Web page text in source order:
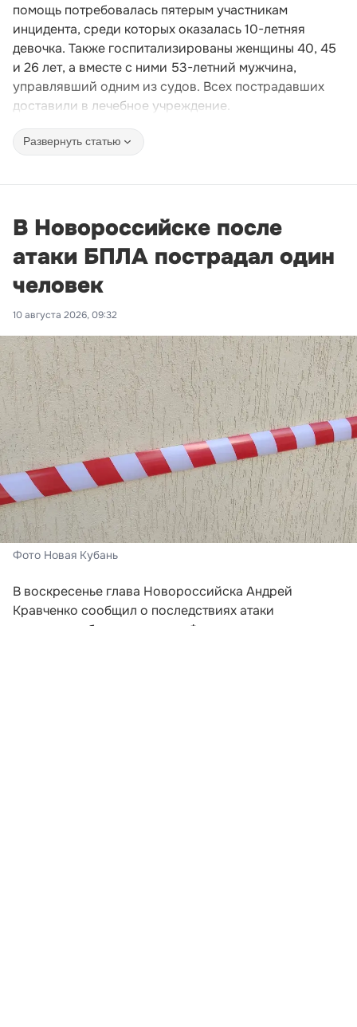
помощь потребовалась пятерым участникам
инцидента, среди которых оказалась 10-летняя
девочка. Также госпитализированы женщины 40, 45
и 26 лет, а вместе с ними 53-летний мужчина,
управлявший одним из судов. Всех пострадавших
доставили в лечебное учреждение.
Развернуть статью
В Новороссийске после
атаки БПЛА пострадал один
человек
10 августа 2026, 09:32
Фото Новая Кубань
В воскресенье глава Новороссийска Андрей
Кравченко сообщил о последствиях атаки
украинских беспилотников. Фрагменты аппаратов